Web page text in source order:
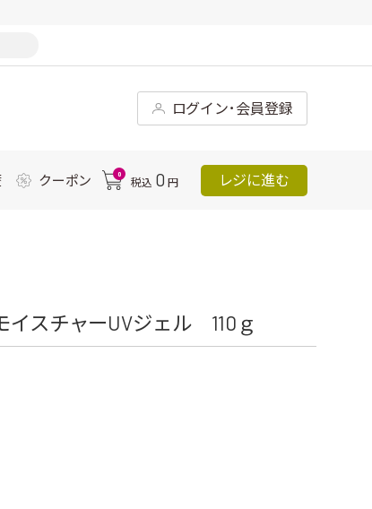
ログイン･会員登録
クーポン 0
税込 0 円 レジに進む
スチャーUVジェル 110ｇ